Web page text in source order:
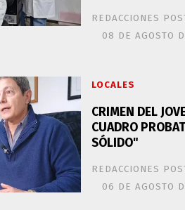
REDACCIONES
08 DE AGOSTO
CRIMEN DEL
CUADRO
SÓLIDO"
REDACCIONES
LOCALES
06 DE AGOSTO